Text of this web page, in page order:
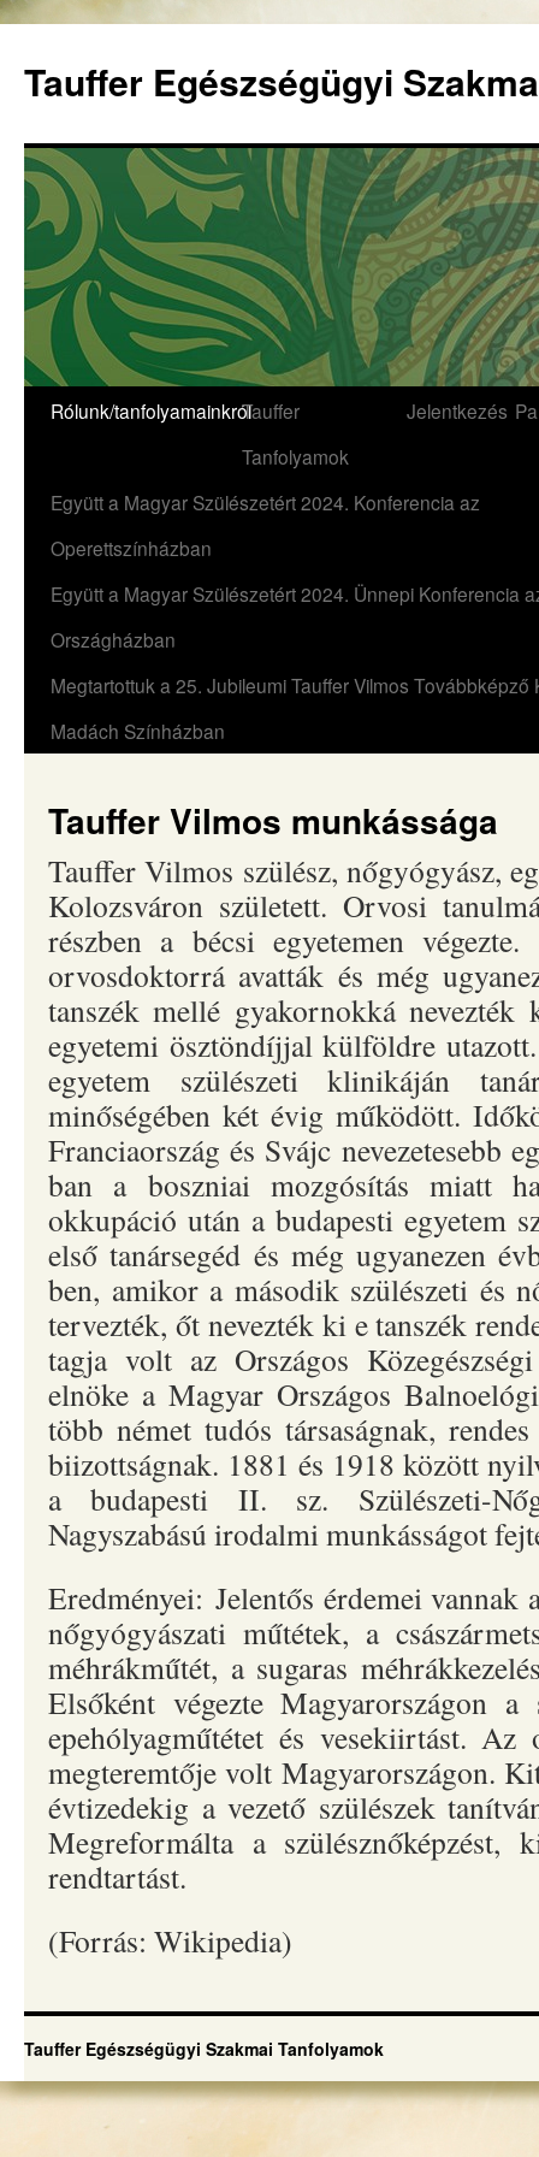
Tauffer Egészségügyi
Rólunk/tanfolyamainkrólTauffer
Tanfolyamok
Jelentkezés
Együtt a Magyar Szülészetért 2024. Konferencia az
Operettszínházban
Együtt a Magyar Szülészetért 2024. Ünnepi Konferencia
Országházban
Megtartottuk a 25. Jubileumi Tauffer Vilmos Továbbképző
Madách Színházban
Tauffer Vilmos munkássága
Tauffer Vilmos szülész, nőgyógyász,
Kolozsváron született. Orvosi
részben a bécsi egyetemen végezte.
orvosdoktorrá avatták és még
tanszék mellé gyakornokká
egyetemi ösztöndíjjal külföldre
egyetem szülészeti klinikáján
minőségében két évig működött.
Franciaország és Svájc nevezetesebb
ban a boszniai mozgósítás miatt
okkupáció után a budapesti egyetem
első tanársegéd és még ugyanezen
ben, amikor a második szülészeti és
tervezték, őt nevezték ki e tanszék
tagja volt az Országos
elnöke a Magyar Országos
több német tudós társaságnak,
biizottságnak. 1881 és 1918 között
a budapesti II. sz. Szülészeti-
Nagyszabású irodalmi munkásságot
Eredményei: Jelentős érdemei vannak
nőgyógyászati műtétek, a
méhrákműtét, a sugaras
Elsőként végezte Magyarországon
epehólyagműtétet és vesekiirtást. Az
megteremtője volt Magyarországon.
évtizedekig a vezető szülészek
Megreformálta a szülésznőképzést,
rendtartást.
(Forrás: Wikipedia)
Tauffer Egészségügyi Szakmai Tanfolyamok